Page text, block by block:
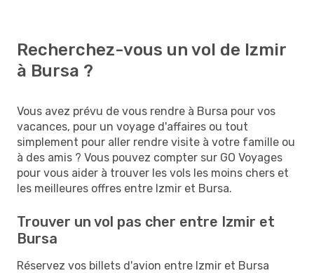
Recherchez-vous un vol de Izmir
à Bursa ?
Vous avez prévu de vous rendre à Bursa pour vos
vacances, pour un voyage d'affaires ou tout
simplement pour aller rendre visite à votre famille ou
à des amis ? Vous pouvez compter sur GO Voyages
pour vous aider à trouver les vols les moins chers et
les meilleures offres entre Izmir et Bursa.
Trouver un vol pas cher entre Izmir et
Bursa
Réservez vos billets d'avion entre Izmir et Bursa